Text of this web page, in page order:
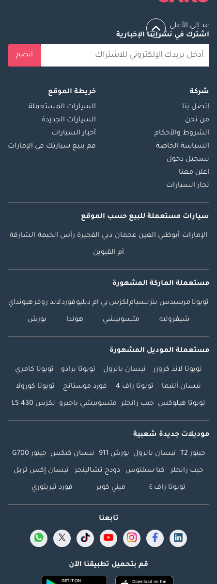
عد إلى الأعلى
اشترك في نشراتنا الإخبارية
انضم
شركة
إتصل بنا
من نحن
الشروط والأحكام
السياسة الخاصة
تسجيل دخول
اعلن معنا
تجار السيارات
خريطة الموقع
السيارات المستعملة
السيارات الجديدة
أخبار السيارات
قم ببيع سيارتك في الإمارات
سيارات مستعملة للبيع حسب الموقع
الإمارات أبوظبي العين عجمان دبي الفجيرة رأس الخيمة الشارقة
أم القيوين
مستعملة الماركة المشهورة
تويوتا مرسيدس بنزنسياملكزس بي ام دبليوفوردلاند روفرهيونداي
شيفروليه متسوبيشي هوندا بورش
مستعملة الموديل المشهورة
تويوتا لاند كروزر نيسان باترول تويوتا برادو تويوتا كامري
نيسان ألتيما تويوتا راف 4 فورد موستانج تويوتا كورولا
تويوتا هيلوكس جيب رانجلر متسوبيشي باجيرو لكزس LS 430
موديلات جديدة شعبية
جيتور T2 نيسان باترول بورش 911 نيسان كيكس جيتور G700
جيب رانجلر كيا سيلتوس دودج تشالينجر نيسان إكس تريل
تويوتا راف ٤ ميني كوبر فورد تيريتوري
تابعنا
قم بتحميل تطبيقنا الآن